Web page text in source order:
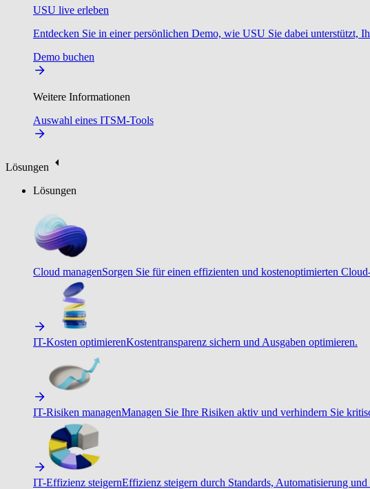
USU live erleben
Entdecken Sie in einer persönlichen Demo, wie USU Sie dabei unterstützt,
Demo buchen
Weitere Informationen
Auswahl eines ITSM-Tools
Lösungen
Lösungen
Cloud managenSorgen Sie für einen effizienten und kostenoptimierten
IT-Kosten optimierenKostentransparenz sichern und Ausgaben optimieren.
IT-Risiken managenManagen Sie Ihre Risiken aktiv und verhindern Sie
IT-Effizienz steigernEffizienz steigern durch Standards, Automatisierung